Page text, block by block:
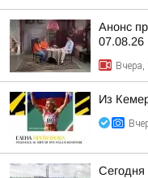
Анонс
07.08.26
Вчера,
Из
Сегодня